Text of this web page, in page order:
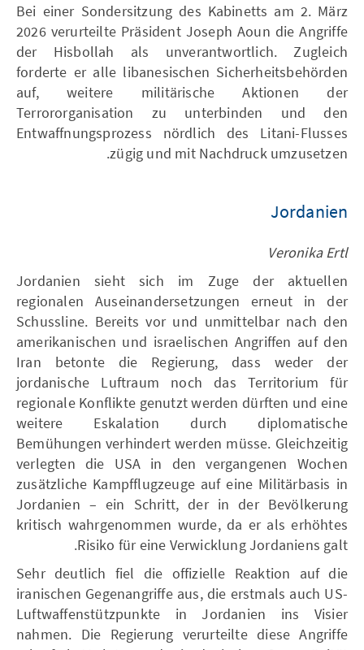
Bei einer Sondersitzung des Kabinetts am 2. März
2026 verurteilte Präsident Joseph Aoun die Angriffe
der Hisbollah als unverantwortlich. Zugleich
forderte er alle libanesischen Sicherheitsbehörden
auf, weitere militärische Aktionen der
Terrororganisation zu unterbinden und den
Entwaffnungsprozess nördlich des Litani-Flusses
zügig und mit Nachdruck umzusetzen.
Jordanien
Veronika Ertl
Jordanien sieht sich im Zuge der aktuellen
regionalen Auseinandersetzungen erneut in der
Schussline. Bereits vor und unmittelbar nach den
amerikanischen und israelischen Angriffen auf den
Iran betonte die Regierung, dass weder der
jordanische Luftraum noch das Territorium für
regionale Konflikte genutzt werden dürften und eine
weitere Eskalation durch diplomatische
Bemühungen verhindert werden müsse. Gleichzeitig
verlegten die USA in den vergangenen Wochen
zusätzliche Kampfflugzeuge auf eine Militärbasis in
Jordanien – ein Schritt, der in der Bevölkerung
kritisch wahrgenommen wurde, da er als erhöhtes
Risiko für eine Verwicklung Jordaniens galt.
Sehr deutlich fiel die offizielle Reaktion auf die
iranischen Gegenangriffe aus, die erstmals auch US-
Luftwaffenstützpunkte in Jordanien ins Visier
nahmen. Die Regierung verurteilte diese Angriffe